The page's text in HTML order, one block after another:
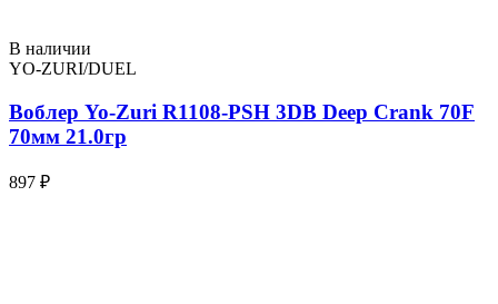
В наличии
YO-ZURI/DUEL
Воблер Yo-Zuri R1108-PSH 3DB Deep Crank 70F
70мм 21.0гр
897 ₽